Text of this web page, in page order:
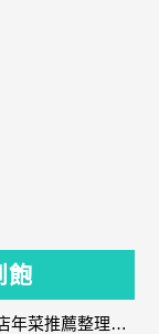
飽
2024年菜預購、年菜宅配外帶，24家名店年菜推薦整理，圍爐輕鬆上菜團圓趣